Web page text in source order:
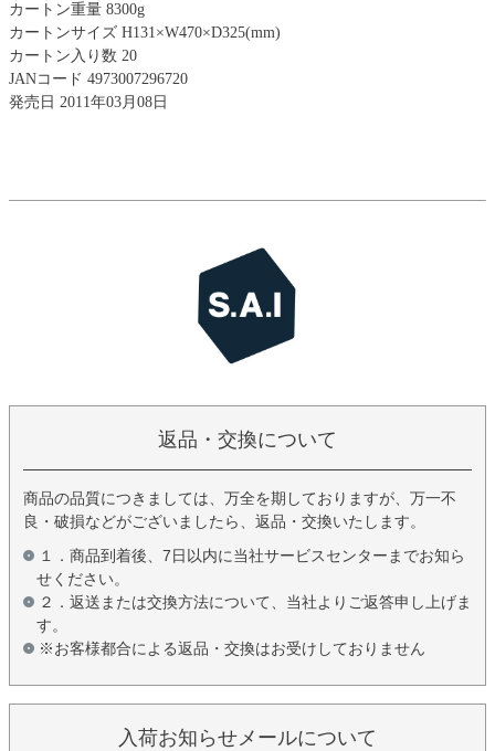
カートン重量 8300g
カートンサイズ H131×W470×D325(mm)
カートン入り数 20
JANコード 4973007296720
発売日 2011年03月08日
返品・交換について
商品の品質につきましては、万全を期しておりますが、万一不
良・破損などがございましたら、返品・交換いたします。
１．商品到着後、7日以内に当社サービスセンターまでお知ら
せください。
２．返送または交換方法について、当社よりご返答申し上げま
す。
※お客様都合による返品・交換はお受けしておりません
入荷お知らせメールについて